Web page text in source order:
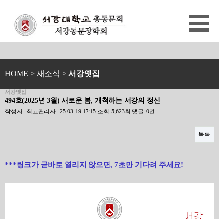
HOME > 새소식 > 서강옛집
서강옛집
494호(2025년 3월) 새로운 봄, 개척하는 서강의 정신
작성자 최고관리자 25-03-19 17:15 조회 5,623회 댓글 0건
목록
***링크가 곧바로 열리지 않으면, 7초만 기다려 주세요!